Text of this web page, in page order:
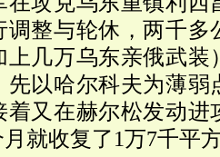
调整与轮休，两千多
上几万乌东亲俄武装
先以哈尔科夫为薄弱
着又在赫尔松发动进
就收复了1万7千平